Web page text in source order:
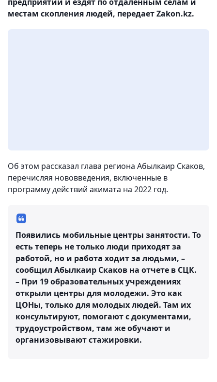
местам скопления людей, передает Zakon.kz.
Об этом рассказал глава региона Абылкаир Скаков,
перечисляя нововведения, включенные в
программу действий акимата на 2022 год.
Появились мобильные центры занятости. То
есть теперь не только люди приходят за
работой, но и работа ходит за людьми, –
сообщил Абылкаир Скаков на отчете в СЦК.
– При 19 образовательных учреждениях
открыли центры для молодежи. Это как
ЦОНы, только для молодых людей. Там их
консультируют, помогают с документами,
трудоустройством, там же обучают и
организовывают стажировки.